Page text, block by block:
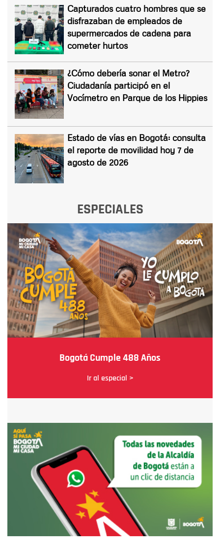
Capturados cuatro hombres que se
disfrazaban de empleados de
supermercados de cadena para
cometer hurtos
¿Cómo debería sonar el Metro?
Ciudadanía participó en el
Vocímetro en Parque de los Hippies
Estado de vías en Bogotá: consulta
el reporte de movilidad hoy 7 de
agosto de 2026
ESPECIALES
Bogotá Cumple 488 Años
Ir al especial >